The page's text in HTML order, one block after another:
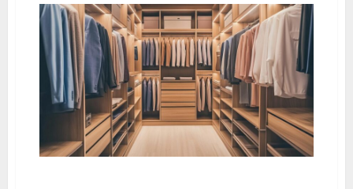
Descubre
lo
último
en
tendencias
con
la
Luz
Marina
moda